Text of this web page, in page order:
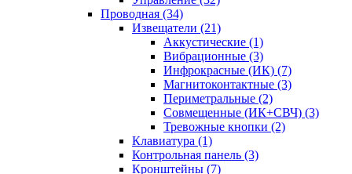
Проводная (34)
Извещатели (21)
Аккустические (1)
Вибрационные (3)
Инфрокрасные (ИК) (7)
Магнитоконтактные (3)
Периметральные (2)
Совмещенные (ИК+СВЧ) (3)
Тревожные кнопки (2)
Клавиатура (1)
Контрольная панель (3)
Кронштейны (7)